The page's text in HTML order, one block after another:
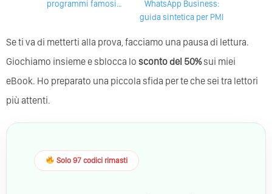
programmi famosi…
WhatsApp Business:
guida sintetica per PMI
Se ti va di metterti alla prova, facciamo una pausa di lettura.
Giochiamo insieme e sblocca lo sconto del 50%sui miei
eBook. Ho preparato una piccola sfida per te che sei tra lettori
più attenti.
Solo 97 codici rimasti